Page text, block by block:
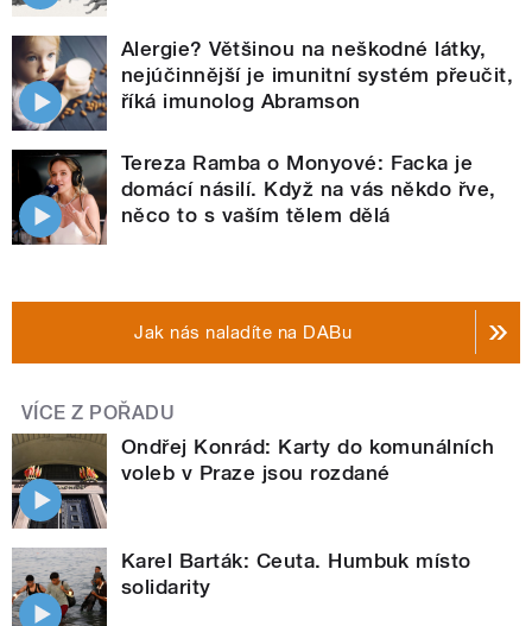
Alergie? Většinou na neškodné látky,
nejúčinnější je imunitní systém přeučit,
říká imunolog Abramson
Tereza Ramba o Monyové: Facka je
domácí násilí. Když na vás někdo řve,
něco to s vaším tělem dělá
Jak nás naladíte na DABu
VÍCE Z POŘADU
Ondřej Konrád: Karty do komunálních
voleb v Praze jsou rozdané
Karel Barták: Ceuta. Humbuk místo
solidarity